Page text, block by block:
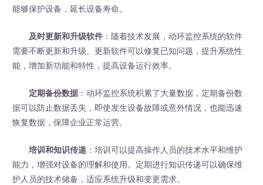
能够保护设备，延长设备寿命。
及时更新和升级软件 ：随着技术发展，动环监控系统的软件
需要不断更新和升级。更新软件可以修复已知问题，提升系统性
能，增加新功能和特性，提高设备运行效率。
定期备份数据 ：动环监控系统积累了大量数据，定期备份数
据可以防止数据丢失，即使发生设备故障或意外情况，也能迅速
恢复数据，保障企业正常运营。
培训和知识传递 ：培训可以提高操作人员的技术水平和维护
能力，增强对设备的理解和使用。定期进行知识传递可以确保维
护人员的技术储备，适应系统升级和变更需求。